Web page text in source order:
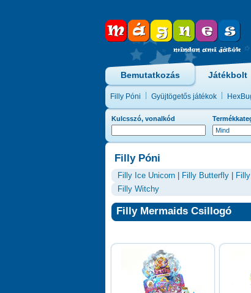
Bemutatkozás Játékbolt
Filly Póni Gyüjtögetős játékok
Kulcsszó, vonalkód
Filly Póni
Filly Ice Unicorn Filly Butterfly
Filly Witchy
Filly Mermaids Csillogó